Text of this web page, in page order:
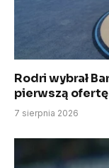
Rodri wybrał
pierwszą
7 sierpnia 2026